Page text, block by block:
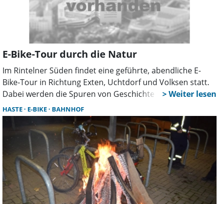
E-Bike-Tour durch die Natur
Im Rintelner Süden findet eine geführte, abendliche E-
Bike-Tour in Richtung Exten, Uchtdorf und Volksen statt.
Dabei werden die Spuren von Geschichte und Natur
erkundet. Treffpunkt ist vor dem Museum Eulenburg in
Rinteln. Für Rückfragen steht die Telefonnummer
05751/41197 zur Verfügung. Anmeldungen sind bis zum
24. Juni unter der E-Mail-Adresse museum.eulenburg@t-
online.de möglich.
HASTE E-BIKE BAHNHOF